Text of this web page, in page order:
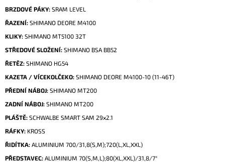
BRZDOVÉ PÁKY: SRAM LEVEL
ŘAZENÍ: SHIMANO DEORE M4100
KLIKY: SHIMANO MT5100 32T
STŘEDOVÉ SLOŽENÍ: SHIMANO BSA BB52
ŘETĚZ: SHIMANO HG54
KAZETA / VÍCEKOLČEKO: SHIMANO DEORE M4100-10 (11-46T)
PŘEDNÍ NÁBOJ: SHIMANO MT200
ZADNÍ NÁBOJ: SHIMANO MT200
PLÁŠTĚ: SCHWALBE SMART SAM 29x2.1
RÁFKY: KROSS
ŘIDÍTKA: ALUMINIUM 700/31,8(S,M);720(L,XL,XXL)
PŘEDSTAVEC: ALUMINIUM 70(S,M,L);80(XL,XXL)/31,8/7°